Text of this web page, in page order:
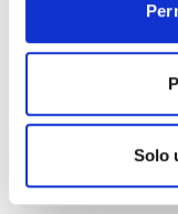
Solo